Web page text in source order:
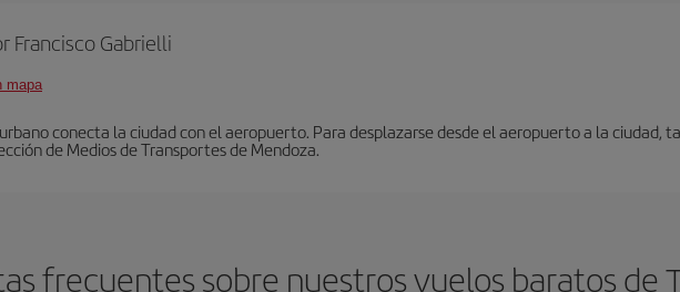
Francisco Gabrielli
mapa
conecta la ciudad con el aeropuerto. Para desplazarse desde el aeropuerto a la ciudad,
de Medios de Transportes de Mendoza.
frecuentes sobre nuestros vuelos baratos de